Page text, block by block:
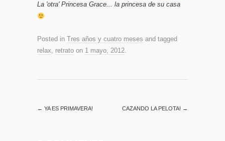
La 'otra' Princesa Grace... la princesa de su casa
Posted in Tres años y cuatro meses and tagged
relax, retrato on 1 mayo, 2012.
← YA ES PRIMAVERA! CAZANDO LA PELOTA! →